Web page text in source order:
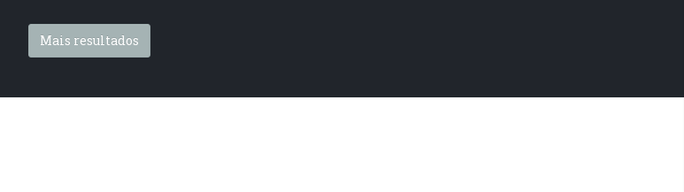
Mais resultados